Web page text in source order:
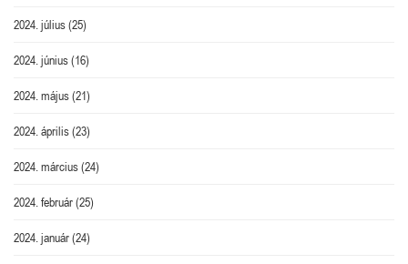
2024. július(25)
2024. június(16)
2024. május(21)
2024. április(23)
2024. március(24)
2024. február(25)
2024. január(24)